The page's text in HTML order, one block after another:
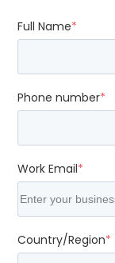
Full Name*
Phone number*
Work Email*
Country/Region*